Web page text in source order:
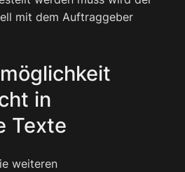
mit dem Auftraggeber
in
Texte
weiteren